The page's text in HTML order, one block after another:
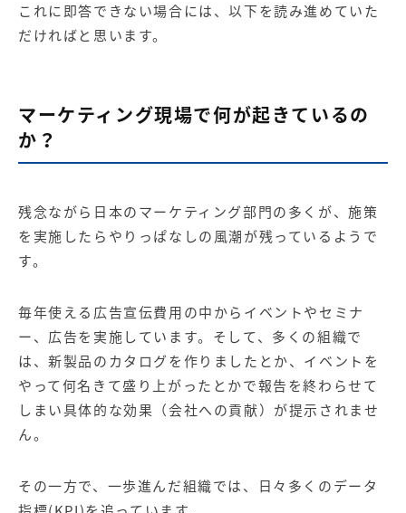
これに即答できない場合には、以下を読み進めていた
だければと思います。
マーケティング現場で何が起きているの
か？
残念ながら日本のマーケティング部門の多くが、施策
を実施したらやりっぱなしの風潮が残っているようで
す。
毎年使える広告宣伝費用の中からイベントやセミナ
ー、広告を実施しています。そして、多くの組織で
は、新製品のカタログを作りましたとか、イベントを
やって何名きて盛り上がったとかで報告を終わらせて
しまい具体的な効果（会社への貢献）が提示されませ
ん。
その一方で、一歩進んだ組織では、日々多くのデータ